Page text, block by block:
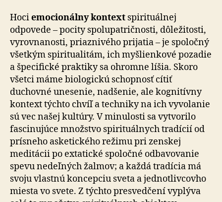
Hociemocionálny kontext spirituálnej
odpovede – po­ci­ty spolupatričnosti, dôležitosti,
vyrovnanosti, priaznivého prijatia – je spoločný
všetkým spiritualitám, ich myš­lien­ko­vé pozadie
a špecifické praktiky sa ohromne líšia. Skoro
všetci máme biologickú schopnosť cítiť
duchovné une­se­nie, nadšenie, ale kognitívny
kontext týchto chvíľ a tech­ni­ky na ich vyvolanie
sú vec našej kultúry. V minulosti sa vytvorilo
fascinujúce množstvo spirituálnych tradícií od
prísneho asketického režimu pri zenskej
meditácii po ex­ta­tic­ké spoločné odbavovanie
spevu nedeľných žalmov; a každá tradícia má
svoju vlastnú koncepciu sveta a jed­not­liv­cov­ho
miesta vo svete. Z týchto presvedčení vyplýva